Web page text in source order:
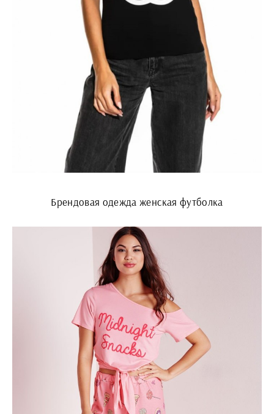
Брендовая одежда женская футболка